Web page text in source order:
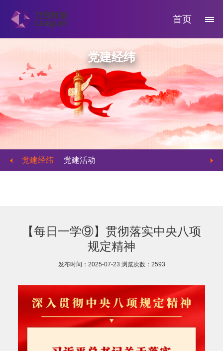
首页
党建经纬
党建经纬 党建活动
【每日一学⑨】贯彻落实中央八项
规定精神
发布时间：2025-07-23 浏览次数： 2593